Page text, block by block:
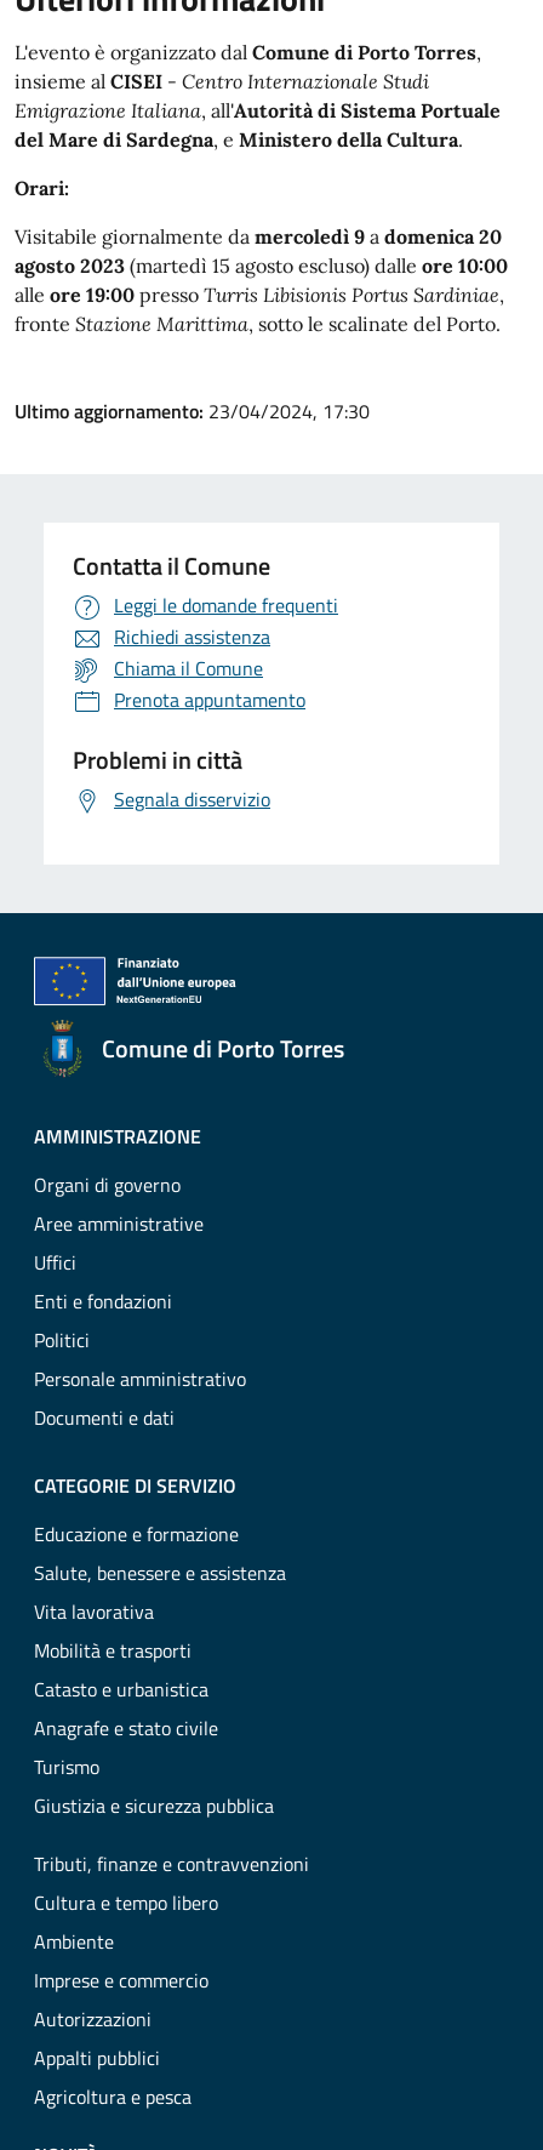
L'evento è organizzato dal Comune di Porto Torres,
insieme al CISEI - Centro Internazionale Studi
Emigrazione Italiana, all'Autorità di Sistema Portuale
del Mare di Sardegna, e Ministero della Cultura.
Orari:
Visitabile giornalmente da mercoledì 9 a domenica 20
agosto 2023 (martedì 15 agosto escluso) dalle ore 10:00
alle ore 19:00 presso Turris Libisionis Portus Sardiniae,
fronte Stazione Marittima, sotto le scalinate del Porto.
Ultimo aggiornamento: 23/04/2024, 17:30
Contatta il Comune
Leggi le domande frequenti
Richiedi assistenza
Chiama il Comune
Prenota appuntamento
Problemi in città
Segnala disservizio
Comune di Porto Torres
AMMINISTRAZIONE
Organi di governo
Aree amministrative
Uffici
Enti e fondazioni
Politici
Personale amministrativo
Documenti e dati
CATEGORIE DI SERVIZIO
Educazione e formazione
Salute, benessere e assistenza
Vita lavorativa
Mobilità e trasporti
Catasto e urbanistica
Anagrafe e stato civile
Turismo
Giustizia e sicurezza pubblica
Tributi, finanze e contravvenzioni
Cultura e tempo libero
Ambiente
Imprese e commercio
Autorizzazioni
Appalti pubblici
Agricoltura e pesca